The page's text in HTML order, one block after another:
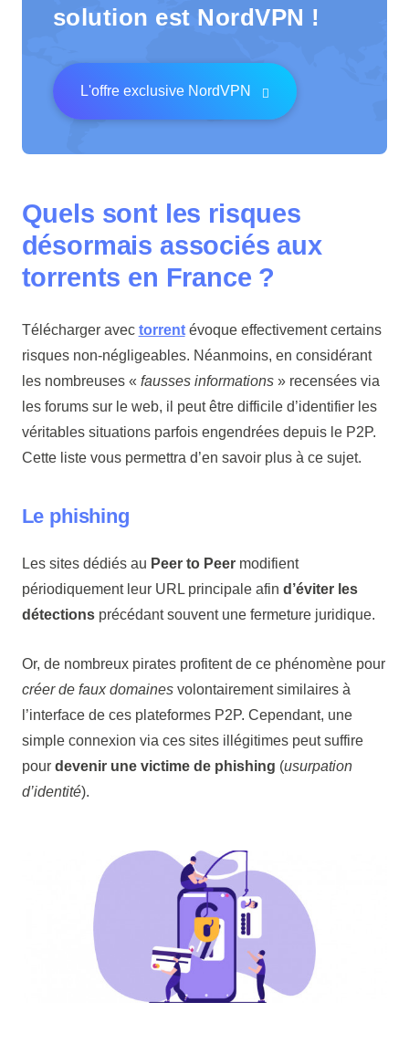
solution est NordVPN !
L'offre exclusive NordVPN
Quels sont les risques
désormais associés aux
torrents en France ?
Télécharger avec torrentévoque effectivement certains
risques non-négligeables. Néanmoins, en considérant
les nombreuses « fausses informations» recensées via
les forums sur le web, il peut être difficile d’identifier les
véritables situations parfois engendrées depuis le P2P.
Cette liste vous permettra d’en savoir plus à ce sujet.
Le phishing
Les sites dédiés au Peer to Peermodifient
périodiquement leur URL principale afin d’éviter les
détectionsprécédant souvent une fermeture juridique.
Or, de nombreux pirates profitent de ce phénomène pour
créer de faux domainesvolontairement similaires à
l’interface de ces plateformes P2P. Cependant, une
simple connexion via ces sites illégitimes peut suffire
pour devenir une victime de phishing (usurpation
d’identité).